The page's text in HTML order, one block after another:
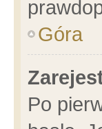
Góra
Po